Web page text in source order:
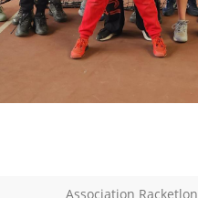
Association